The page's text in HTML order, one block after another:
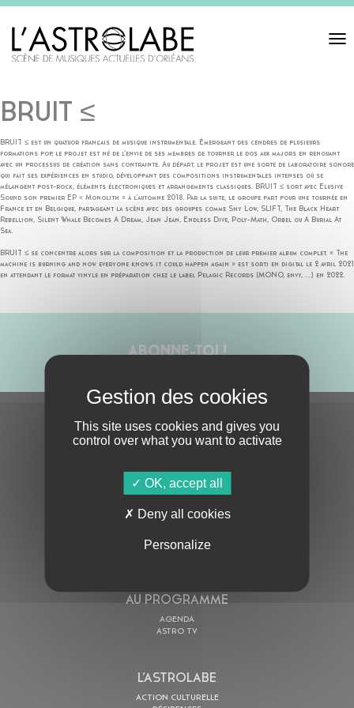
Toggle
BRUIT ≤
BRUIT ≤ est un quatuor français de musique instrumentale. Émergeant des cendres de plusieurs
formations pop, le projet est né de l’envie de ses membres de tourner le dos aux majors en renouant
avec un processus de création sans contrainte. Au départ, le projet est une sorte de laboratoire sonore
qui fait ses expériences en studio, développant des compositions instrumentales intenses où se
mélangent post-rock, éléments électroniques et arrangements classiques. BRUIT ≤ sort avec Elusive
Sound son premier EP « Monolith » à l’automne 2018. Par la suite, le groupe part pour une tournée en
France et en Belgique, partageant la scène avec des groupes comme Shy Low, SLIFT, The Black Heart
Rebellion, Silent Whale Becomes A Dream, Jean Jean, Endless Dive, Poly-Math, Orbel ou A Burial At
Sea.
BRUIT ≤ se concentre alors sur la composition et la production de leur premier album complet. « The
machine is burning and now everyone knows it could happen again » est sorti en digital le 2 avril 2021
en attendant le format vinyle en préparation chez le label Pelagic Records (MONO, envy, …) en 2022.
ABONNE-TOI !
S'ABONNER À LA NEWSLETTER
En cochant cette case, j’accepte la Politique de confidentialité
AU PROGRAMME
AGENDA
ASTRO TV
L’ASTROLABE
ACTION CULTURELLE
This site uses cookies and gives you
control over what you want to activate
OK, accept all
Deny all cookies
Personalize